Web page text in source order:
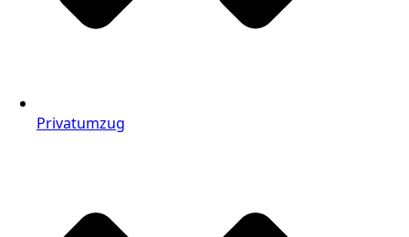
Privatumzug